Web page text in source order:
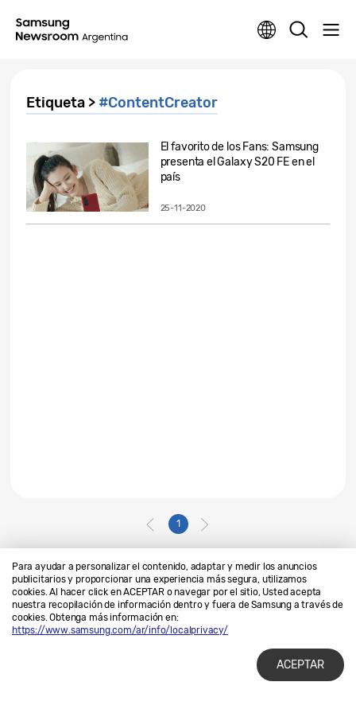
Para ayudar a personalizar el contenido, adaptar y medir los anuncios
publicitarios y proporcionar una experiencia más segura, utilizamos
cookies. Al hacer click en ACEPTAR o navegar por el sitio, Usted acepta
nuestra recopilación de información dentro y fuera de Samsung a través de
cookies. Obtenga más información en:
https://www.samsung.com/ar/info/localprivacy/
ACEPTAR
Etiqueta >#ContentCreator
El favorito de los Fans: Samsung
presenta el Galaxy S20 FE en el
país
25-11-2020
1
Contáctanos
SAMSUNG.COM
Privacidad